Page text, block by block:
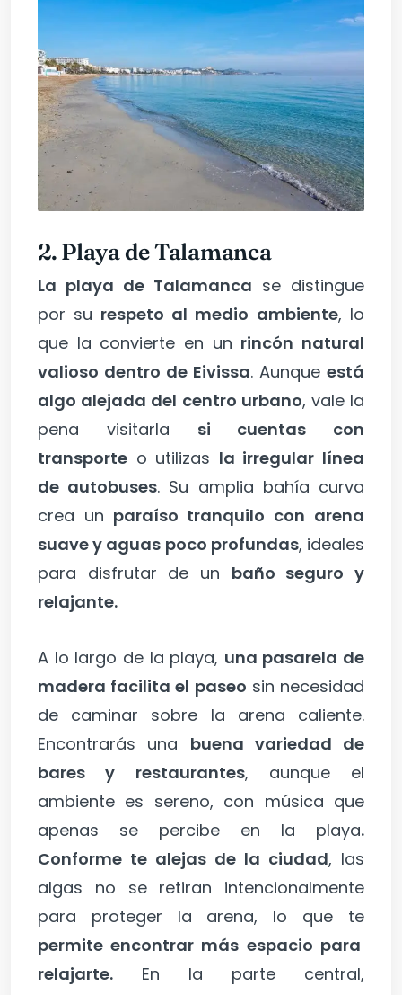
2. Playa de Talamanca
La playa de Talamanca se distingue
por su respeto al medio ambiente, lo
que la convierte en un rincón natural
valioso dentro de Eivissa. Aunque está
algo alejada del centro urbano, vale la
pena visitarla si cuentas con
transporte o utilizas la irregular línea
de autobuses. Su amplia bahía curva
crea un paraíso tranquilo con arena
suave y aguas poco profundas, ideales
para disfrutar de un baño seguro y
relajante.
A lo largo de la playa, una pasarela de
madera facilita el paseo sin necesidad
de caminar sobre la arena caliente.
Encontrarás una buena variedad de
bares y restaurantes, aunque el
ambiente es sereno, con música que
apenas se percibe en la playa.
Conforme te alejas de la ciudad, las
algas no se retiran intencionalmente
para proteger la arena, lo que te
permite encontrar más espacio para
relajarte. En la parte central,